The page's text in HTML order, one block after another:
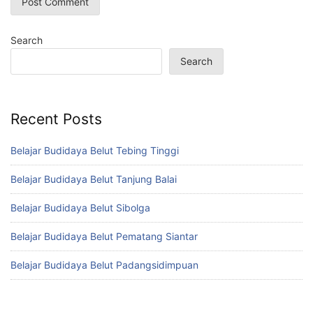
Search
Search
Recent Posts
Belajar Budidaya Belut Tebing Tinggi
Belajar Budidaya Belut Tanjung Balai
Belajar Budidaya Belut Sibolga
Belajar Budidaya Belut Pematang Siantar
Belajar Budidaya Belut Padangsidimpuan